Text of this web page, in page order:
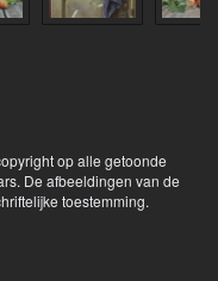
op alle getoonde
De afbeeldingen van de
toestemming.